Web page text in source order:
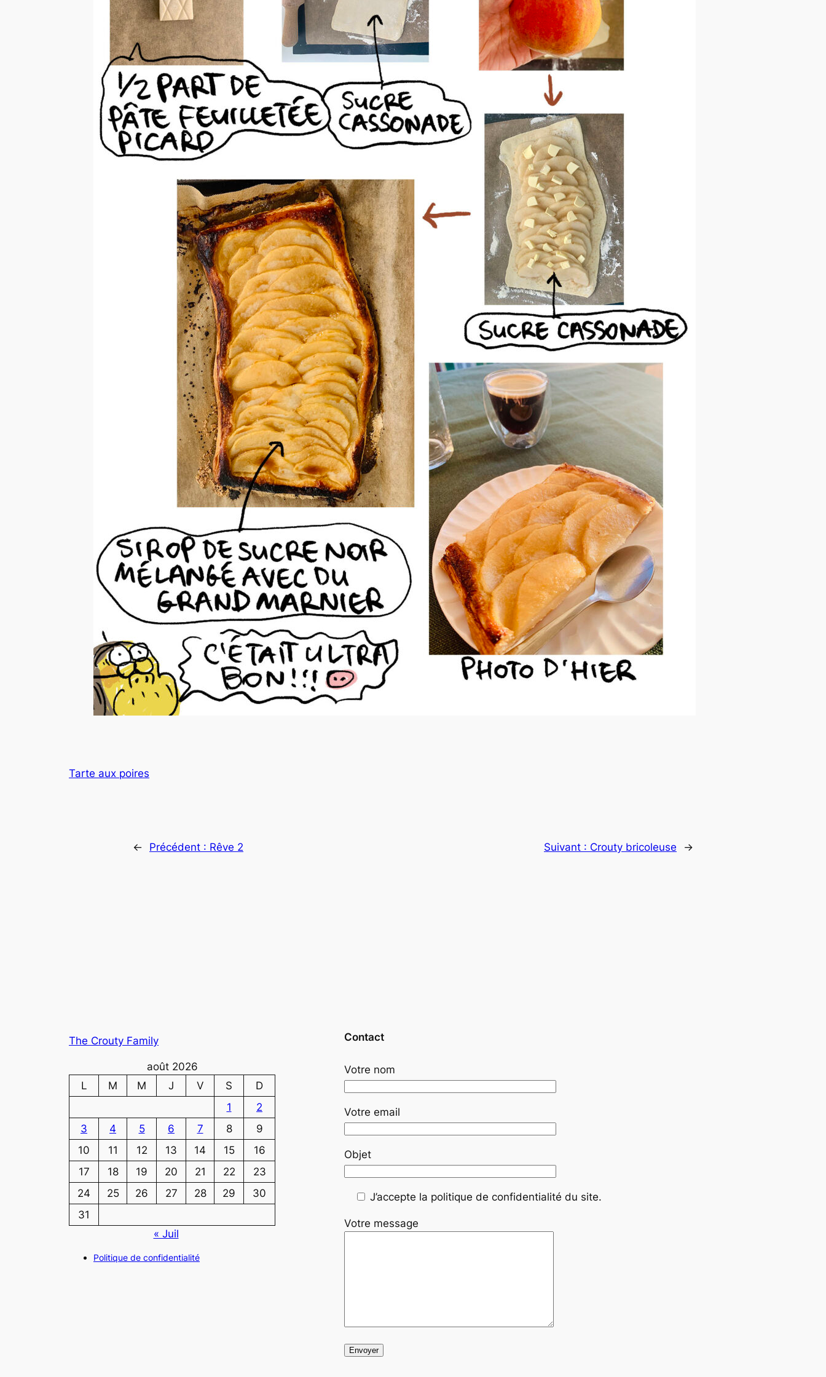
Tarte aux poires
← Précédent : Rêve 2 Suivant : Crouty bricoleuse →
The Crouty Family
août 2026
L
M M J V S
D
1
2
3
4 5 6 7 8
9
10
11 12 13 14 15
16
17
18 19 20 21 22
23
24
25 26 27 28 29
30
31
« Juil
Politique de confidentialité
Contact
Votre nom
Votre email
Objet
J’accepte la politique de confidentialité du site.
Votre message